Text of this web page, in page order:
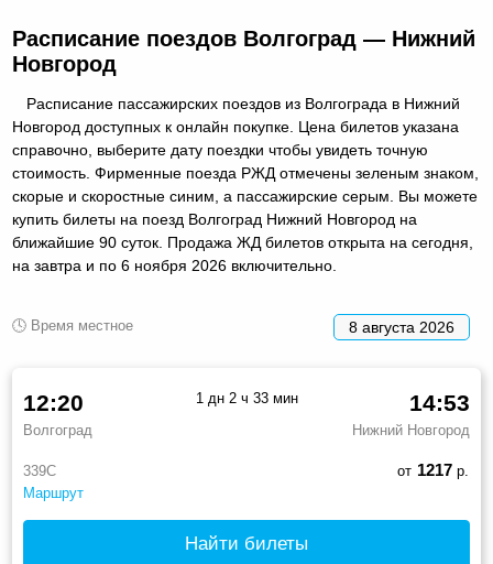
Расписание поездов Волгоград — Нижний
Новгород
Расписание пассажирских поездов из Волгограда в Нижний
Новгород доступных к онлайн покупке. Цена билетов указана
справочно, выберите дату поездки чтобы увидеть точную
стоимость. Фирменные поезда РЖД отмечены зеленым знаком,
скорые и скоростные синим, а пассажирские серым. Вы можете
купить билеты на поезд Волгоград Нижний Новгород на
ближайшие 90 суток. Продажа ЖД билетов открыта на сегодня,
на завтра и по 6 ноября 2026 включительно.
🕓 Время местное 8 августа 2026
339С
Маршрут
12:20
Волгоград
14:53
Нижний Новгород
1 дн 2 ч 33 мин
от 1217р.
Найти билеты